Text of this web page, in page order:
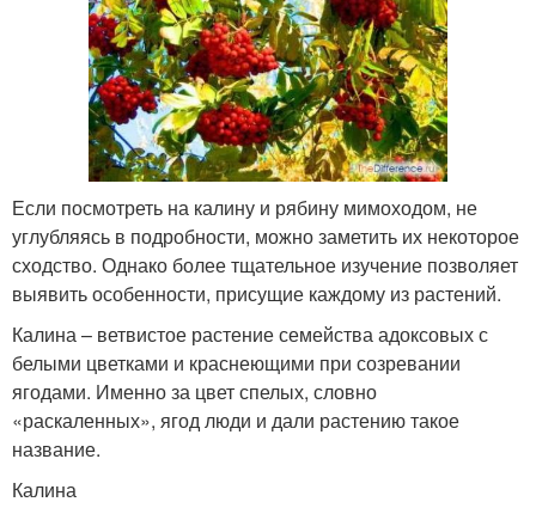
Если посмотреть на калину и рябину мимоходом, не
углубляясь в подробности, можно заметить их некоторое
сходство. Однако более тщательное изучение позволяет
выявить особенности, присущие каждому из растений.
Калина – ветвистое растение семейства адоксовых с
белыми цветками и краснеющими при созревании
ягодами. Именно за цвет спелых, словно
«раскаленных», ягод люди и дали растению такое
название.
Калина